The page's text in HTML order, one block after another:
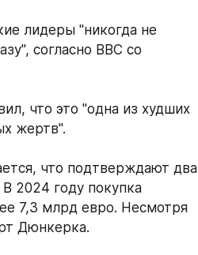
лидеры "никогда не
согласно ВВС со
что это "одна из худших
жертв".
что подтверждают два
2024 году покупка
7,3 млрд евро. Несмотря
Дюнкерка.